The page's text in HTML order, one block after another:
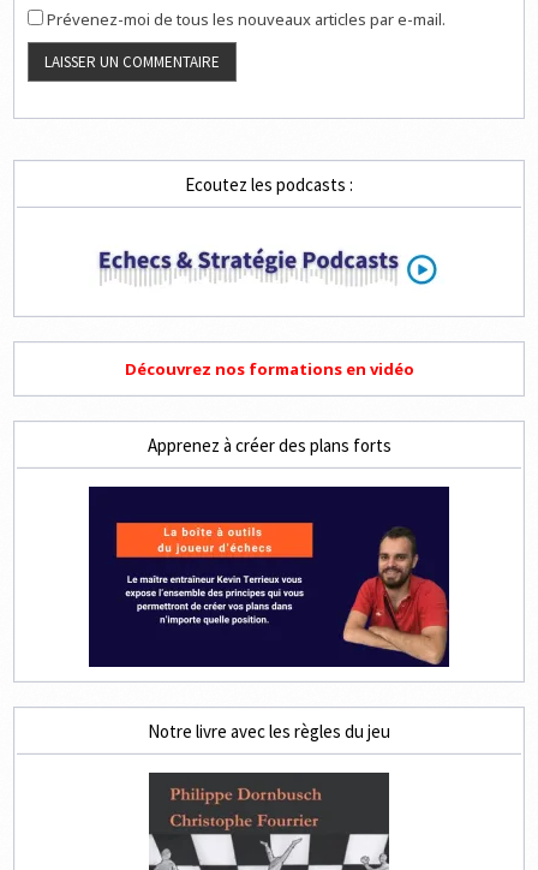
Prévenez-moi de tous les nouveaux articles par e-mail.
Ecoutez les podcasts :
Découvrez nos formations en vidéo
Apprenez à créer des plans forts
Notre livre avec les règles du jeu